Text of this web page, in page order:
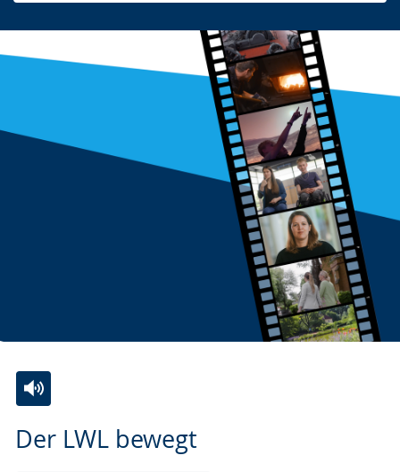
Der LWL bewegt
Leichten
Audio-
Video